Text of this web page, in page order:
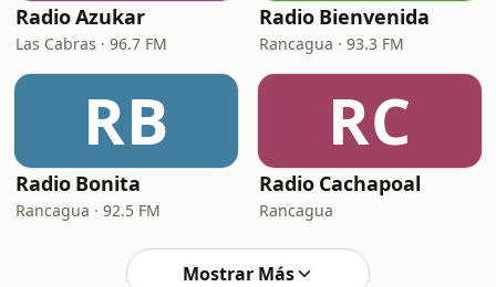
Radio Azukar
Las Cabras · 96.7 FM
Radio Bienvenida
Rancagua · 93.3 FM
RB
Radio Bonita
Rancagua · 92.5 FM
RC
Radio Cachapoal
Rancagua
Mostrar Más